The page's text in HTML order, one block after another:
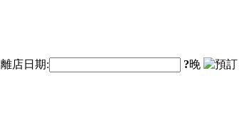
離店日期: ?晚